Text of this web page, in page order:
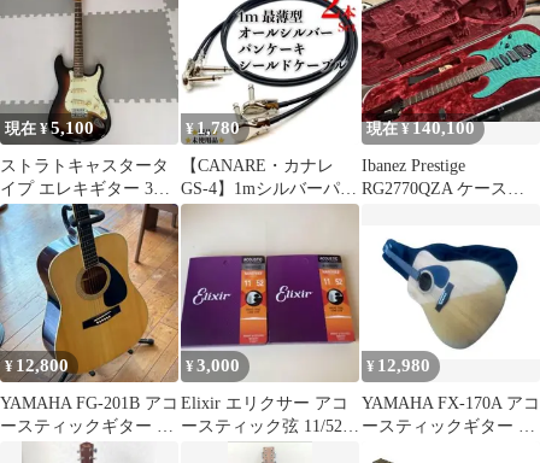
現在 ¥5,100
ストラトキャスタータ
イプ エレキギター 3ト
ーンサンバースト音出
し確認
¥1,780
【CANARE・カナレ
GS-4】1mシルバーパン
ケーキプラグシールド
現在 ¥140,100
Ibanez Prestige
RG2770QZA ケース付
¥ 12,800
YAMAHA FG-201B アコ
ースティックギター ハ
ードケース・スタンド
¥3,000
Elixir エリクサー アコ
ースティック弦 11/52
弦 2個セット
¥ 12,980
YAMAHA FX-170A アコ
ースティックギター エ